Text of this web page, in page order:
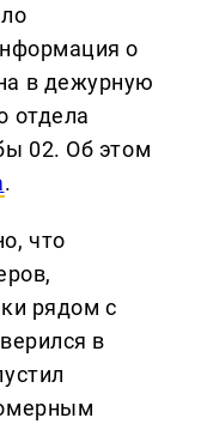
о
в дежурную
отдела
02. Об этом
.
что
рядом с
в